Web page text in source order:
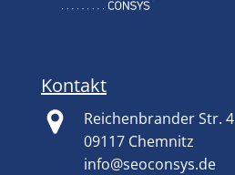
Kontakt
Reichenbrander Str. 4
09117 Chemnitz
info@seoconsys.de